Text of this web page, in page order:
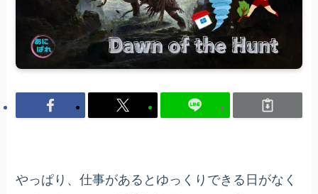
やっぱり、仕事があるとゆっくりできる日がなく